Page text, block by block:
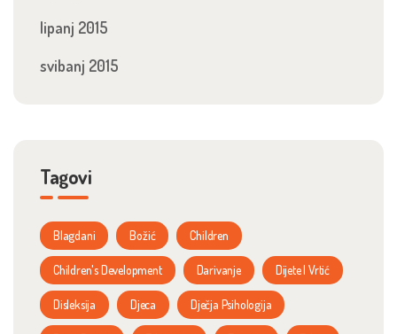
lipanj 2015
svibanj 2015
Tagovi
Blagdani Božić Children
Children's Development Darivanje Dijete I Vrtić
Disleksija Djeca Dječja Psihologija